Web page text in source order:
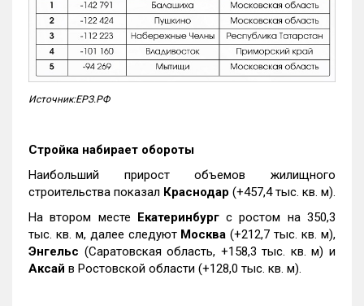
Источник:ЕРЗ.РФ
Стройка набирает обороты
Наибольший прирост объемов жилищного
строительства показал Краснодар (+457,4 тыс. кв. м).
На втором месте Екатеринбургс ростом на 350,3
тыс. кв. м, далее следуют Москва (+212,7 тыс. кв. м),
Энгельс (Саратовская область, +158,3 тыс. кв. м) и
Аксай в Ростовской области (+128,0 тыс. кв. м).